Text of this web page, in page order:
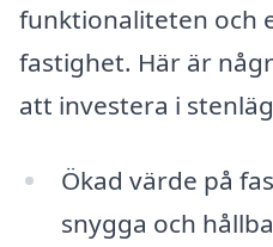
funktionaliteten och
fastighet. Här är
att investera i
Ökad värde på
snygga och